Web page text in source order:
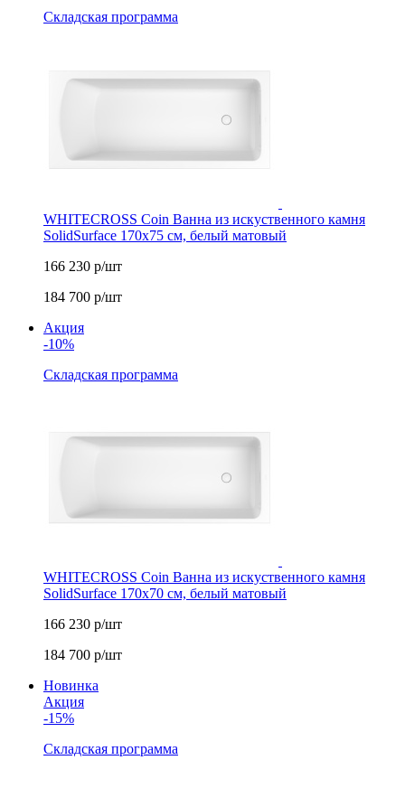
Складская программа
WHITECROSS Coin Ванна из искуственного камня
SolidSurface 170x75 см, белый матовый
166 230 р/шт
184 700 р/шт
Акция
-10%
Складская программа
WHITECROSS Coin Ванна из искуственного камня
SolidSurface 170x70 см, белый матовый
166 230 р/шт
184 700 р/шт
Новинка
Акция
-15%
Складская программа